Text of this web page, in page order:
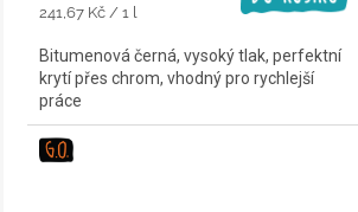
Měrná
241,67 Kč / 1 l
Bitumenová černá, vysoký tlak, perfektní
krytí přes chrom, vhodný pro rychlejší
práce